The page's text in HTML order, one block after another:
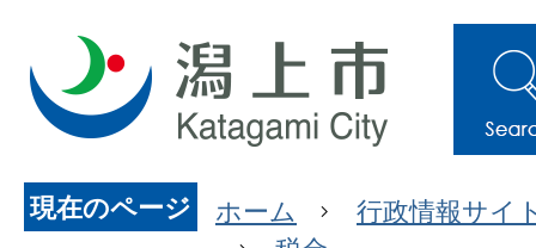
現在のページ ホーム
行政情報サイ